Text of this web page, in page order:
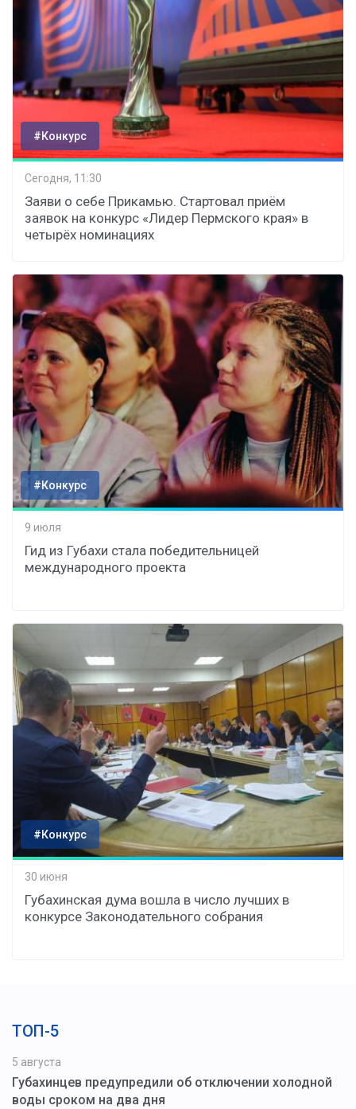
#Конкурс
Сегодня, 11:30
Заяви о себе Прикамью. Стартовал приём
заявок на конкурс «Лидер Пермского края» в
четырёх номинациях
#Конкурс
9 июля
Гид из Губахи стала победительницей
международного проекта
#Конкурс
30 июня
Губахинская дума вошла в число лучших в
конкурсе Законодательного собрания
ТОП-5
5 августа
Губахинцев предупредили об отключении холодной
воды сроком на два дня